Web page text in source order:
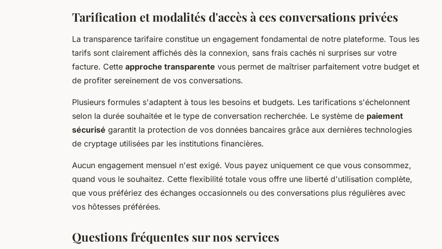
Tarification et modalités d'accès à ces conversations privées
La transparence tarifaire constitue un engagement fondamental de notre plateforme. Tous les
tarifs sont clairement affichés dès la connexion, sans frais cachés ni surprises sur votre
facture. Cette approche transparente vous permet de maîtriser parfaitement votre budget et
de profiter sereinement de vos conversations.
Plusieurs formules s'adaptent à tous les besoins et budgets. Les tarifications s'échelonnent
selon la durée souhaitée et le type de conversation recherchée. Le système de paiement
sécurisé garantit la protection de vos données bancaires grâce aux dernières technologies
de cryptage utilisées par les institutions financières.
Aucun engagement mensuel n'est exigé. Vous payez uniquement ce que vous consommez,
quand vous le souhaitez. Cette flexibilité totale vous offre une liberté d'utilisation complète,
que vous préfériez des échanges occasionnels ou des conversations plus régulières avec
vos hôtesses préférées.
Questions fréquentes sur nos services